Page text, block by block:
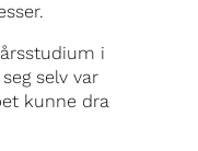
i
selv var
kunne dra